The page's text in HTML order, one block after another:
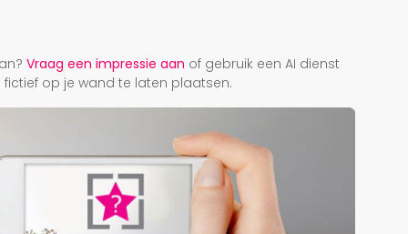
Vraag een impressie aan of gebruik een AI dienst
op je wand te laten plaatsen.